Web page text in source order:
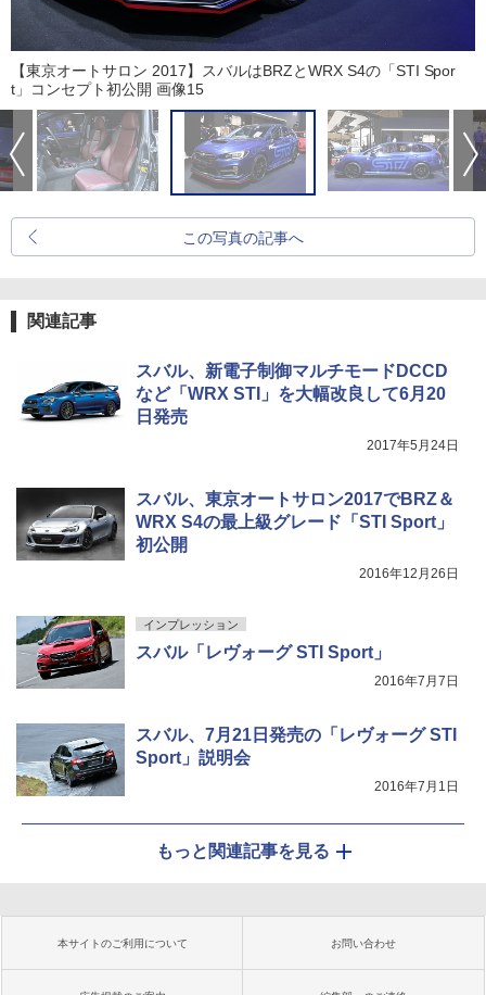
【東京オートサロン 2017】スバルはBRZとWRX S4の「STI Spor
t」コンセプト初公開 画像15
この写真の記事へ
関連記事
スバル、新電子制御マルチモードDCCD
など「WRX STI」を大幅改良して6月20
日発売
2017年5月24日
スバル、東京オートサロン2017でBRZ＆
WRX S4の最上級グレード「STI Sport」
初公開
2016年12月26日
インプレッション
スバル「レヴォーグ STI Sport」
2016年7月7日
スバル、7月21日発売の「レヴォーグ STI
Sport」説明会
2016年7月1日
もっと関連記事を見る
本サイトのご利用について お問い合わせ